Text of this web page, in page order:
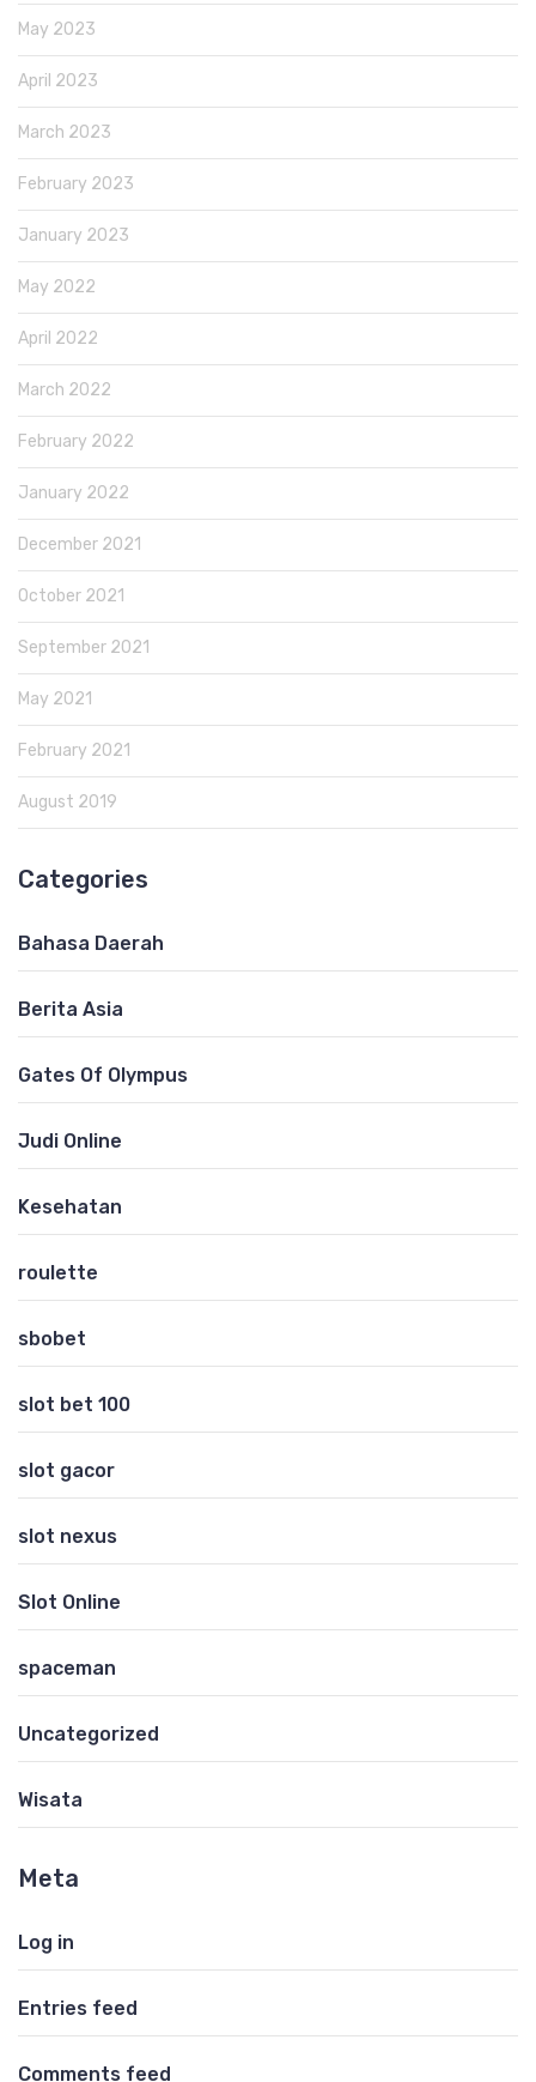
May 2023
April 2023
March 2023
February 2023
January 2023
May 2022
April 2022
March 2022
February 2022
January 2022
December 2021
October 2021
September 2021
May 2021
February 2021
August 2019
Categories
Bahasa Daerah
Berita Asia
Gates Of Olympus
Judi Online
Kesehatan
roulette
sbobet
slot bet 100
slot gacor
slot nexus
Slot Online
spaceman
Uncategorized
Wisata
Meta
Log in
Entries feed
Comments feed